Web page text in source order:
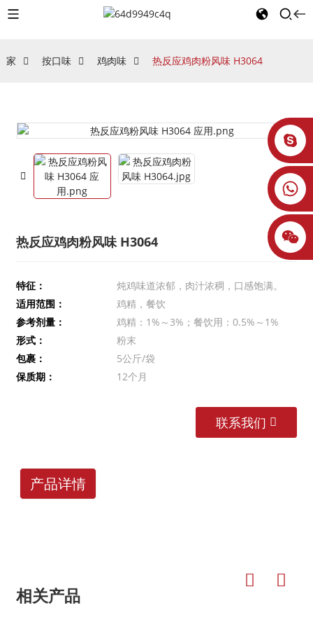
家 按口味 鸡肉味 热反应鸡肉粉风味 H3064
热反应鸡肉粉风味 H3064
特征：
炖鸡味道浓郁，肉汁浓稠，口感饱满。
适用范围：
鸡精，餐饮
参考剂量：
鸡精：1%～3%；餐饮用：0.5%～1%
形式：
粉末
包裹：
5公斤/袋
保质期：
12个月
联系我们
产品详情
相关产品